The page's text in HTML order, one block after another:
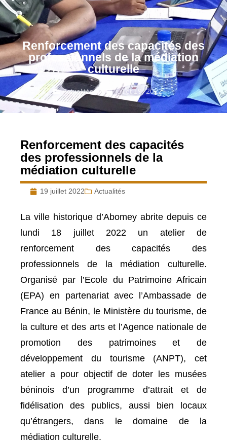
Renforcement des capacités des
professionnels de la médiation
culturelle
Actualités juillet 19, 2022
Renforcement des capacités
des professionnels de la
médiation culturelle
19 juillet 2022 Actualités
La ville historique d’Abomey abrite depuis ce
lundi 18 juillet 2022 un atelier de
renforcement des capacités des
professionnels de la médiation culturelle.
Organisé par l’Ecole du Patrimoine Africain
(EPA) en partenariat avec l’Ambassade de
France au Bénin, le Ministère du tourisme, de
la culture et des arts et l’Agence nationale de
promotion des patrimoines et de
développement du tourisme (ANPT), cet
atelier a pour objectif de doter les musées
béninois d’un programme d’attrait et de
fidélisation des publics, aussi bien locaux
qu’étrangers, dans le domaine de la
médiation culturelle.